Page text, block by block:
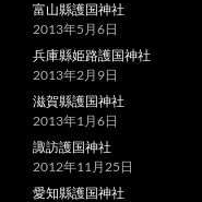
富山縣護国神社
2013年5月6日
兵庫縣姫路護国神社
2013年2月9日
滋賀縣護国神社
2013年1月6日
諏訪護国神社
2012年11月25日
愛知縣護国神社